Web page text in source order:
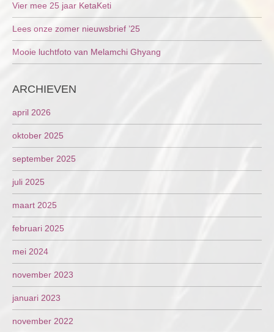
Vier mee 25 jaar KetaKeti
Lees onze zomer nieuwsbrief ’25
Mooie luchtfoto van Melamchi Ghyang
ARCHIEVEN
april 2026
oktober 2025
september 2025
juli 2025
maart 2025
februari 2025
mei 2024
november 2023
januari 2023
november 2022